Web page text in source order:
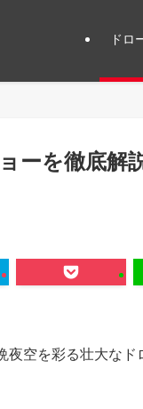
ドロ
ーを徹底解
空を彩る壮大な